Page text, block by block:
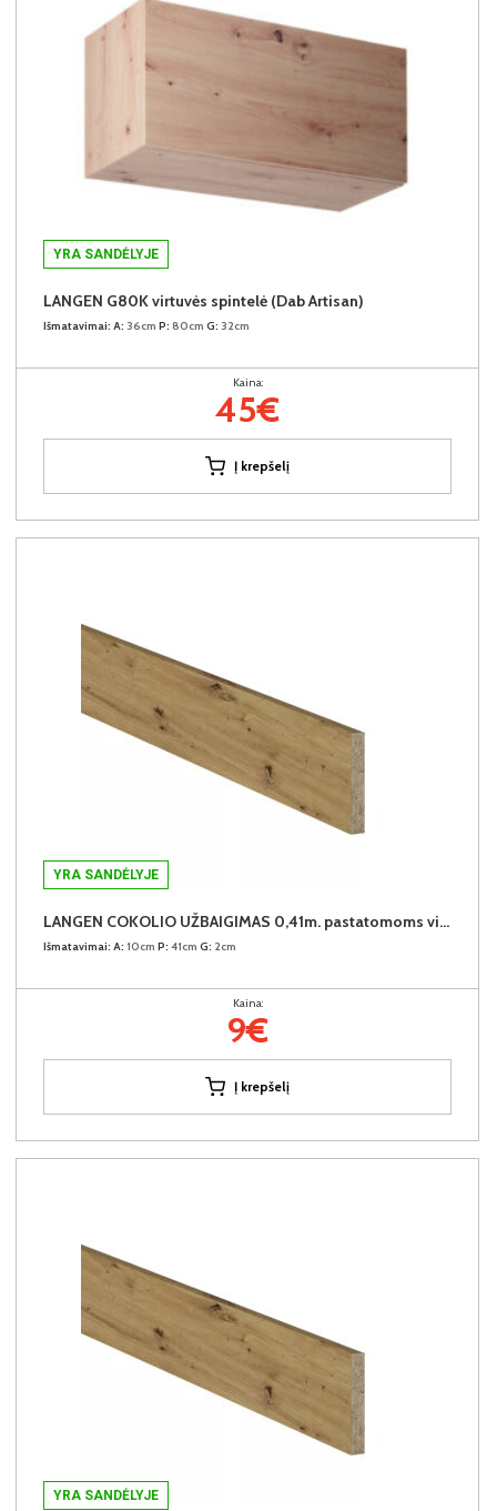
YRA SANDĖLYJE
LANGEN G80K virtuvės spintelė (Dab Artisan)
Išmatavimai: A: 36cm P: 80cm G: 32cm
Kaina:
45€
Į krepšelį
YRA SANDĖLYJE
LANGEN COKOLIO UŽBAIGIMAS 0,41m. pastatomoms virtuvės spintelėms (komplekte 2vnt.)
Išmatavimai: A: 10cm P: 41cm G: 2cm
Kaina:
9€
Į krepšelį
YRA SANDĖLYJE